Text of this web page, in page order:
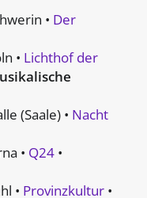
• Der
• Lichthof der
(Saale) • Nacht
• Q24 •
• Provinzkultur •